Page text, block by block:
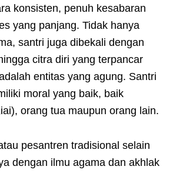
konsisten, penuh kesabaran
yang panjang. Tidak hanya
santri juga dibekali dengan
citra diri yang terpancar
entitas yang agung. Santri
moral yang baik, baik
orang tua maupun orang lain.
pesantren tradisional selain
dengan ilmu agama dan akhlak